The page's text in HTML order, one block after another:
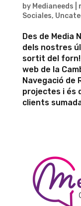
by Medianeeds
Sociales,
Des de Media
dels nostres
sortit del forn!
web de la
Navegació de
projectes i és
clients